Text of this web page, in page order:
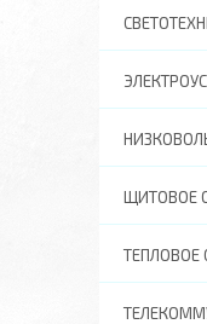
ЩИТОВОЕ
ТЕПЛОВОЕ